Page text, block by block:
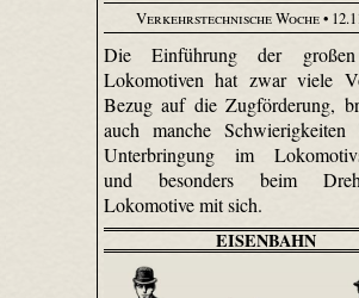
Verkehrstechnische Woche•
Die Einführung der
Lokomotiven hat zwar viele
Bezug auf die Zugförderung,
auch manche
Unterbringung im
und besonders beim
Lokomotive mit sich.
EISENBAHN